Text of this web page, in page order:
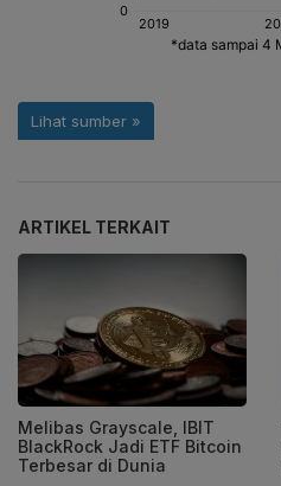
ARTIKEL TERKAIT
Melibas Grayscale, IBIT
BlackRock Jadi ETF Bitcoin
Terbesar di Dunia